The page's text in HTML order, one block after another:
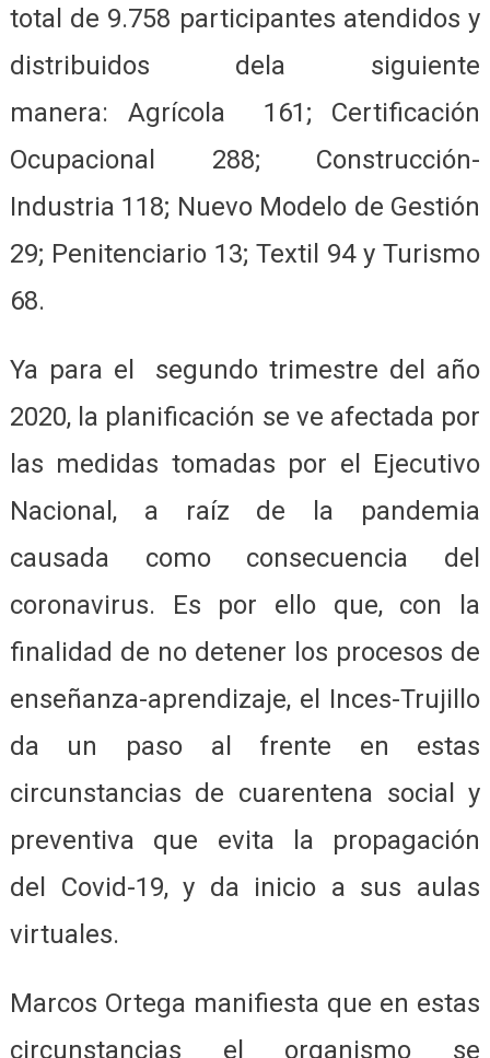
total de 9.758 participantes atendidos y
distribuidos dela siguiente
manera: Agrícola 161; Certificación
Ocupacional 288; Construcción-
Industria 118; Nuevo Modelo de Gestión
29; Penitenciario 13; Textil 94 y Turismo
68.
Ya para el segundo trimestre del año
2020, la planificación se ve afectada por
las medidas tomadas por el Ejecutivo
Nacional, a raíz de la pandemia
causada como consecuencia del
coronavirus. Es por ello que, con la
finalidad de no detener los procesos de
enseñanza-aprendizaje, el Inces-Trujillo
da un paso al frente en estas
circunstancias de cuarentena social y
preventiva que evita la propagación
del Covid-19, y da inicio a sus aulas
virtuales.
Marcos Ortega manifiesta que en estas
circunstancias el organismo se